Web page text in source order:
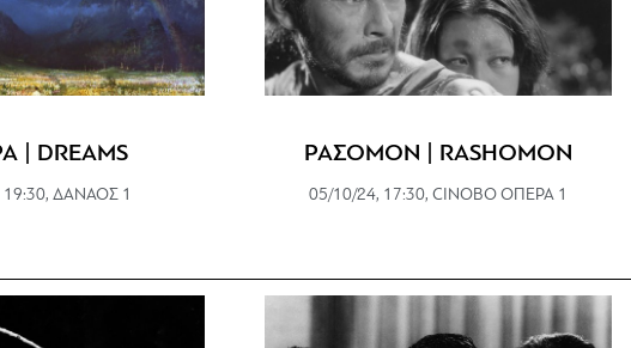
| DREAMS
19:30, ΔΑΝΑΟΣ 1
ΡΑΣΟΜΟΝ | RASHOMON
05/10/24, 17:30, CINOBO ΟΠΕΡΑ 1